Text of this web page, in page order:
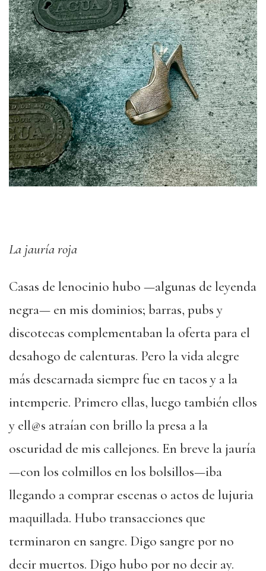
La jauría roja
Casas de lenocinio hubo —algunas de leyenda
negra— en mis dominios; barras, pubs y
discotecas complementaban la oferta para el
desahogo de calenturas. Pero la vida alegre
más descarnada siempre fue en tacos y a la
intemperie. Primero ellas, luego también ellos
y ell@s atraían con brillo la presa a la
oscuridad de mis callejones. En breve la jauría
—con los colmillos en los bolsillos—iba
llegando a comprar escenas o actos de lujuria
maquillada. Hubo transacciones que
terminaron en sangre. Digo sangre por no
decir muertos. Digo hubo por no decir ay.